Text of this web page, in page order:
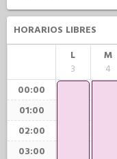
HORARIOS LIBRES
L
3
M
4
00:00
01:00
02:00
03:00